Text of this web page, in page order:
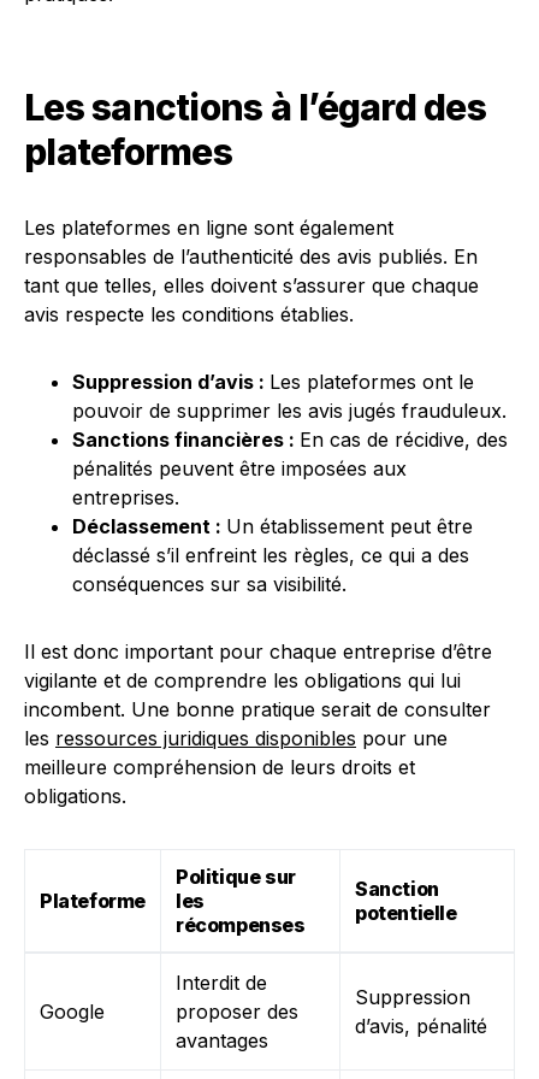
Les sanctions à l’égard des
plateformes
Les plateformes en ligne sont également
responsables de l’authenticité des avis publiés. En
tant que telles, elles doivent s’assurer que chaque
avis respecte les conditions établies.
Suppression d’avis : Les plateformes ont le
pouvoir de supprimer les avis jugés frauduleux.
Sanctions financières : En cas de récidive, des
pénalités peuvent être imposées aux
entreprises.
Déclassement : Un établissement peut être
déclassé s’il enfreint les règles, ce qui a des
conséquences sur sa visibilité.
Il est donc important pour chaque entreprise d’être
vigilante et de comprendre les obligations qui lui
incombent. Une bonne pratique serait de consulter
les ressources juridiques disponibles pour une
meilleure compréhension de leurs droits et
obligations.
Plateforme
Politique sur
les
récompenses
Sanction
potentielle
Google
Interdit de
proposer des
avantages
Suppression
d’avis, pénalité